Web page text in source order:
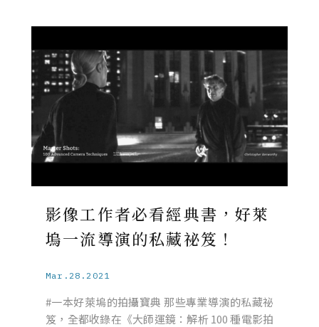
影像工作者必看經典書，好萊
塢一流導演的私藏祕笈！
Mar.28.2021
#一本好萊塢的拍攝寶典 那些專業導演的私藏祕
笈，全都收錄在《大師運鏡：解析 100 種電影拍